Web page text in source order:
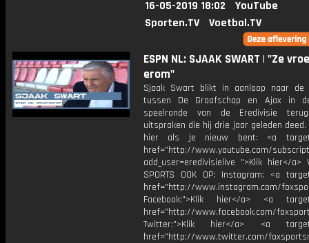
16-05-2019 18:02
YouTube
Sporten.TV
Voetbal.TV
ESPN NL: SJAAK SWART | "Ze
erom"
Sjaak Swart blikt in aanloop naar de
tussen De Graafschap en Ajax in
speelronde van de Eredivisie
uitspraken die hij drie jaar geleden deed.
hier als je nieuw bent: <a
href="http://www.youtube.com/
add_user=eredivisielive ">Klik hier</a>
SPORTS OOK OP: Instagram: <a
href="http://www.instagram.com/
Facebook:">Klik hier</a> <a
href="http://www.facebook.com/
Twitter:">Klik hier</a> <a
href="http://www.twitter.com/